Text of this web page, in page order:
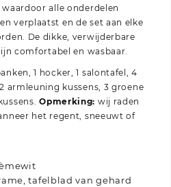
alle onderdelen
verplaatst en de set aan elke
De dikke, verwijderbare
comfortabel en wasbaar.
1 hocker, 1 salontafel, 4
armleuning kussens, 3 groene
Opmerking: wij raden
het regent, sneeuwt of
tafelblad van gehard